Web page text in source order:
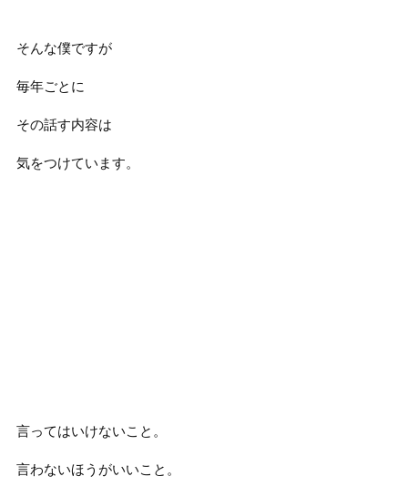
そんな僕ですが
毎年ごとに
その話す内容は
気をつけています。
言ってはいけないこと。
言わないほうがいいこと。